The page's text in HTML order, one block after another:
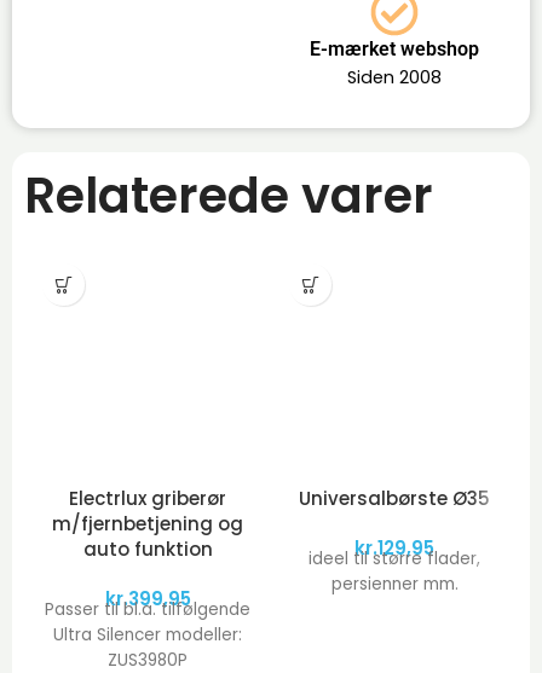
E-mærket webshop
Siden 2008
Relaterede varer
Electrlux griberør
m/fjernbetjening og
auto funktion
kr.399,95
Passer til bl.a. tilfølgende
Ultra Silencer modeller:
ZUS3980P
Universalbørste Ø35
kr.129,95
ideel til større flader,
persienner mm.